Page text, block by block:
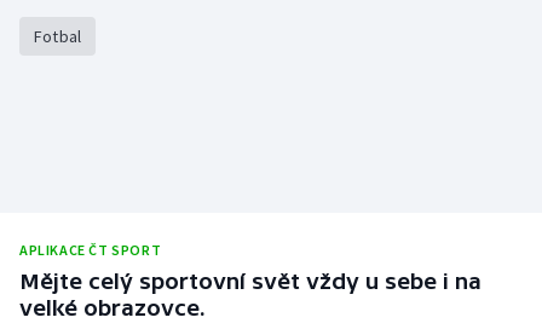
Rychlostní kanoistika
Fotbal
APLIKACE ČT SPORT
Mějte celý sportovní svět vždy u sebe i na
velké obrazovce.